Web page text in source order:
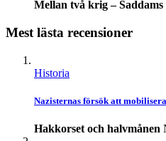
Mellan två krig – Saddams
Mest lästa recensioner
Historia
Nazisternas försök att
Hakkorset och halvmånen